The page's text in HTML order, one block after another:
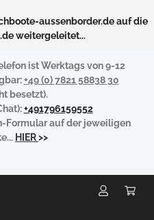
aussenborder.de auf die
weitergeleitet...
ist Werktags von 9-12
+49 (0) 7821 58838 30
besetzt).
+491796159552
Formular auf der jeweiligen
HIER>>